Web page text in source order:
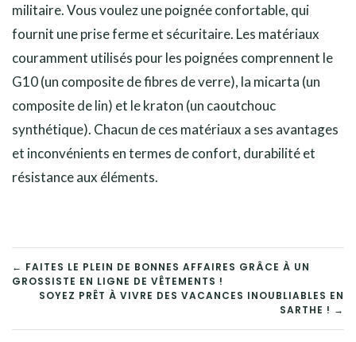
militaire. Vous voulez une poignée confortable, qui
fournit une prise ferme et sécuritaire. Les matériaux
couramment utilisés pour les poignées comprennent le
G10 (un composite de fibres de verre), la micarta (un
composite de lin) et le kraton (un caoutchouc
synthétique). Chacun de ces matériaux a ses avantages
et inconvénients en termes de confort, durabilité et
résistance aux éléments.
NAVIGATION
DE
← FAITES LE PLEIN DE BONNES AFFAIRES GRÂCE À UN
GROSSISTE EN LIGNE DE VÊTEMENTS !
SOYEZ PRÊT À VIVRE DES VACANCES INOUBLIABLES EN
SARTHE ! →